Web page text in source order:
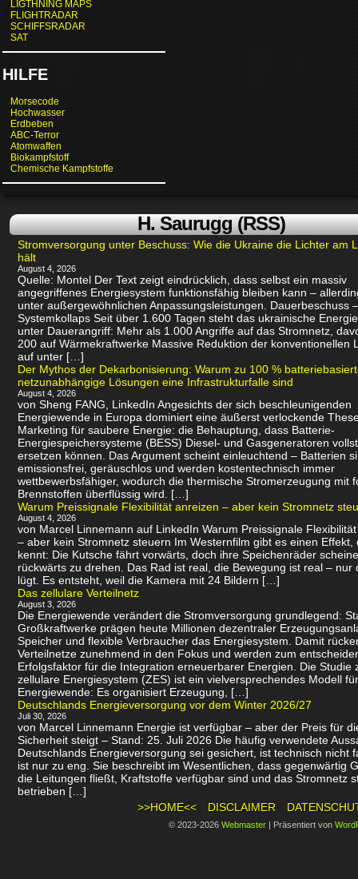
LIGTHNING MAPS
FLIGHTRADAR
SCHIFFSRADAR
SAT
HILFE
Morsecode
Hochwasser
Erdbeben
ABC-Terror
Atomwaffen
Biokampfstoff
Chemische Kampfstoffe
H. Saurugg (RSS)
Stromversorgung unter Beschuss: Wie die Ukraine die Lichter am
hält
August 4, 2026
Quelle: Montel Der Text zeigt eindrücklich, dass selbst ein massiv
angegriffenes Energiesystem funktionsfähig bleiben kann –
unter außergewöhnlichen Anpassungsleistungen. Dauerbeschuss
Systemkollaps Seit über 1.600 Tagen steht das ukrainische
unter Dauerangriff: Mehr als 1.000 Angriffe auf das Stromnetz,
200 auf Wärmekraftwerke Massive Reduktion der konventionellen
auf unter […]
Der Mythos der Dekarbonisierung: Warum zu 100 %
netzunabhängige Lösungen eine Infrastrukturfalle sind
August 4, 2026
von Sheng FANG, LinkedIn Angesichts der sich beschleunigenden
Energiewende in Europa dominiert eine äußerst verlockende
Marketing für saubere Energie: die Behauptung, dass Batterie-
Energiespeichersysteme (BESS) Diesel- und Gasgeneratoren
ersetzen können. Das Argument scheint einleuchtend – Batterien
emissionsfrei, geräuschlos und werden kostentechnisch immer
wettbewerbsfähiger, wodurch die thermische Stromerzeugung mit
Brennstoffen überflüssig wird. […]
Warum Preissignale Flexibilität anreizen – aber kein Stromnetz
August 4, 2026
von Marcel Linnemann auf LinkedIn Warum Preissignale
– aber kein Stromnetz steuern Im Westernfilm gibt es einen Effekt,
kennt: Die Kutsche fährt vorwärts, doch ihre Speichenräder
rückwärts zu drehen. Das Rad ist real, die Bewegung ist real – nur
lügt. Es entsteht, weil die Kamera mit 24 Bildern […]
Das zellulare Verteilnetz
August 3, 2026
Die Energiewende verändert die Stromversorgung grundlegend:
Großkraftwerke prägen heute Millionen dezentraler
Speicher und flexible Verbraucher das Energiesystem. Damit
Verteilnetze zunehmend in den Fokus und werden zum
Erfolgsfaktor für die Integration erneuerbarer Energien. Die Studie
zellulare Energiesystem (ZES) ist ein vielversprechendes Modell
Energiewende: Es organisiert Erzeugung, […]
Deutschlands Energieversorgung vor dem Winter 2026/27
Juli 30, 2026
von Marcel Linnemann Energie ist verfügbar – aber der Preis für
Sicherheit steigt – Stand: 25. Juli 2026 Die häufig verwendete
Deutschlands Energieversorgung sei gesichert, ist technisch nicht
ist nur zu eng. Sie beschreibt im Wesentlichen, dass gegenwärtig
die Leitungen fließt, Kraftstoffe verfügbar sind und das Stromnetz
betrieben […]
>>HOME<<
DISCLAIMER
© 2023-2026 Webmaster | Präsentiert von